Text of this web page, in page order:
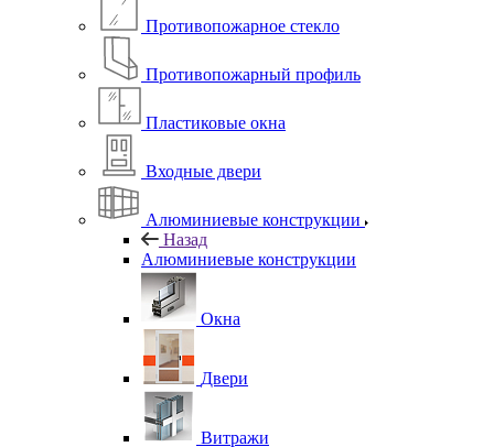
Противопожарное стекло
Противопожарный профиль
Пластиковые окна
Входные двери
Алюминиевые конструкции
Назад
Алюминиевые конструкции
Окна
Двери
Витражи